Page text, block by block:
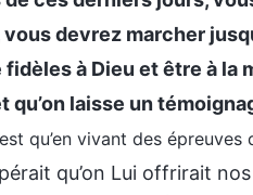
devrez marcher
à Dieu et être à la
qu’on laisse un
qu’en vivant des
qu’on Lui offrirait